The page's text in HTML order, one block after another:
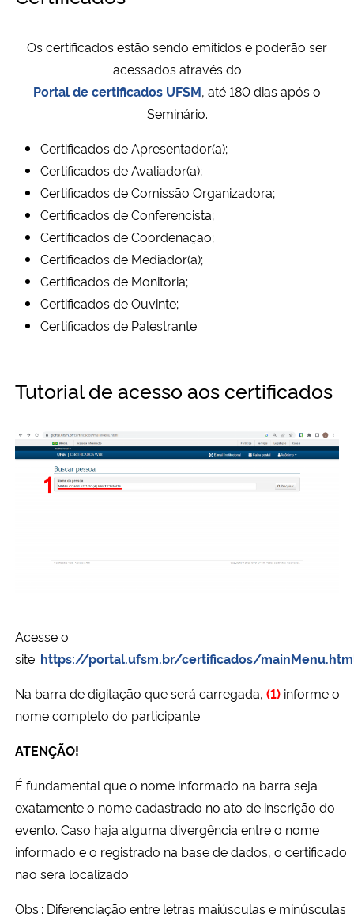
Ministério da Saúde
Ministério de Minas e Energia
Ministério do Turismo
Ministério do Desenvolvimento Regional
Controladoria-Geral da União
Secretaria-Geral
Secretaria de Governo
Gabinete de Segurança Institucional
Os certificados estão sendo emitidos e poderão ser
acessados através do
Portal de certificados UFSM, até 180 dias após o
Seminário.
Certificados de Apresentador(a);
Certificados de Avaliador(a);
Certificados de Comissão Organizadora;
Certificados de Conferencista;
Certificados de Coordenação;
Certificados de Mediador(a);
Certificados de Monitoria;
Certificados de Ouvinte;
Certificados de Palestrante.
Tutorial de acesso aos certificados
Acesse o
site: https://portal.ufsm.br/certificados/
Na barra de digitação que será carregada, (1) informe o
nome completo do participante.
ATENÇÃO!
É fundamental que o nome informado na barra seja
exatamente o nome cadastrado no ato de inscrição do
evento. Caso haja alguma divergência entre o nome
informado e o registrado na base de dados, o certificado
não será localizado.
Obs.: Diferenciação entre letras maiúsculas e minúsculas